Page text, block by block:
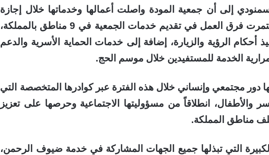
إلى أن جمعية المودة واصلت أعمالها وخدماتها خلال إجازة
الحج دون توقف، حيث استمرت فرق العمل في تقديم خدمات الجمعية في 9 مناطق بالمملكة،
الرؤية والزيارة، إضافة إلى خدمات الحماية الأسرية والدعم
الخدمة للمستفيدين خلال موسم الحج.
دور مجتمعي وإنساني خلال هذه الفترة عبر كوادرها المتخصصة التي
والأطفال، انطلاقاً من مسؤوليتها الاجتماعية وحرصها على تعزيز
مناطق المملكة.
التي تبذلها جميع الجهات المشاركة في خدمة ضيوف الرحمن،